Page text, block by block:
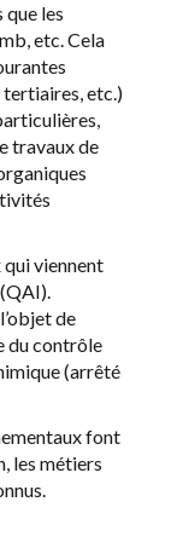
les
etc. Cela
etc.)
travaux de
qui viennent
de
du contrôle
(arrêté
font
les métiers